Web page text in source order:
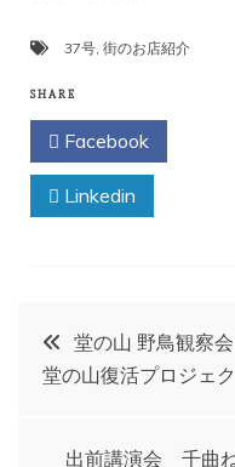
37号 街のお店紹介
SHARE
Facebook
Linkedin
投
稿
堂の山 野鳥観察
堂の山復活プロジェ
出前講演会 千